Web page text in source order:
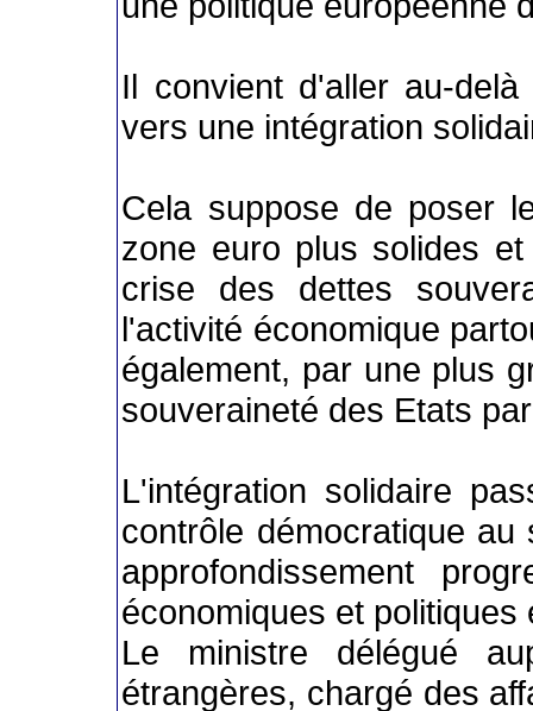
Il convient d'aller au-
vers une intégration
Cela suppose de poser
zone euro plus solides
crise des dettes
l'activité économique
également, par une plus
souveraineté des Etats
L'intégration solidaire
contrôle démocratique
approfondissement
économiques et
Le ministre délégué
étrangères, chargé des